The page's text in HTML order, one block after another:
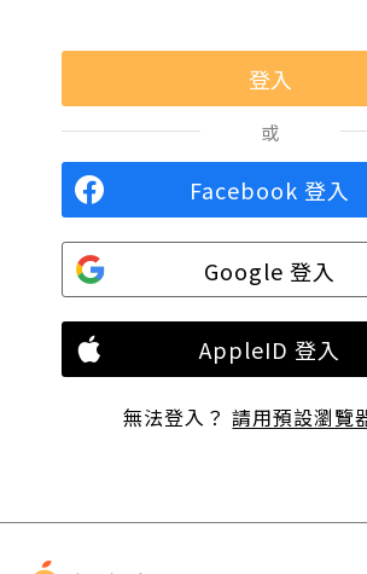
或
Facebook 登入
Google 登入
AppleID 登入
無法登入？請用預設瀏覽